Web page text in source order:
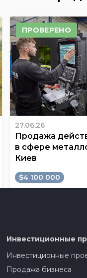
ПРОВЕРЕНО
27.06.26
Продажа
в сфере
Киев
$4 100 000
Инвестиционные
Инвестиционные
Продажа бизнеса